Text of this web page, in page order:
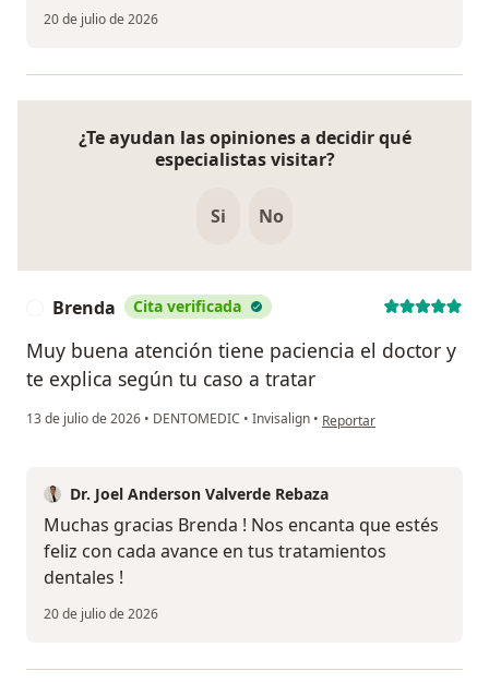
20 de julio de 2026
¿Te ayudan las opiniones a decidir qué
especialistas visitar?
Si No
Brenda Cita verificada
Muy buena atención tiene paciencia el doctor y
te explica según tu caso a tratar
13 de julio de 2026 • DENTOMEDIC • Invisalign • en opinión del usuario
Reportar
Dr. Joel Anderson Valverde Rebaza
Muchas gracias Brenda ! Nos encanta que estés
feliz con cada avance en tus tratamientos
dentales !
20 de julio de 2026